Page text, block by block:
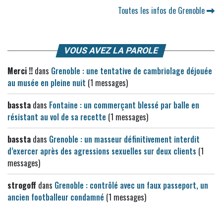
Toutes les infos de Grenoble
VOUS AVEZ LA PAROLE
Merci !! dans Grenoble : une tentative de cambriolage déjouée
au musée en pleine nuit (1 messages)
bassta dans Fontaine : un commerçant blessé par balle en
résistant au vol de sa recette (1 messages)
bassta dans Grenoble : un masseur définitivement interdit
d’exercer après des agressions sexuelles sur deux clients (1
messages)
strogoff dans Grenoble : contrôlé avec un faux passeport, un
ancien footballeur condamné (1 messages)